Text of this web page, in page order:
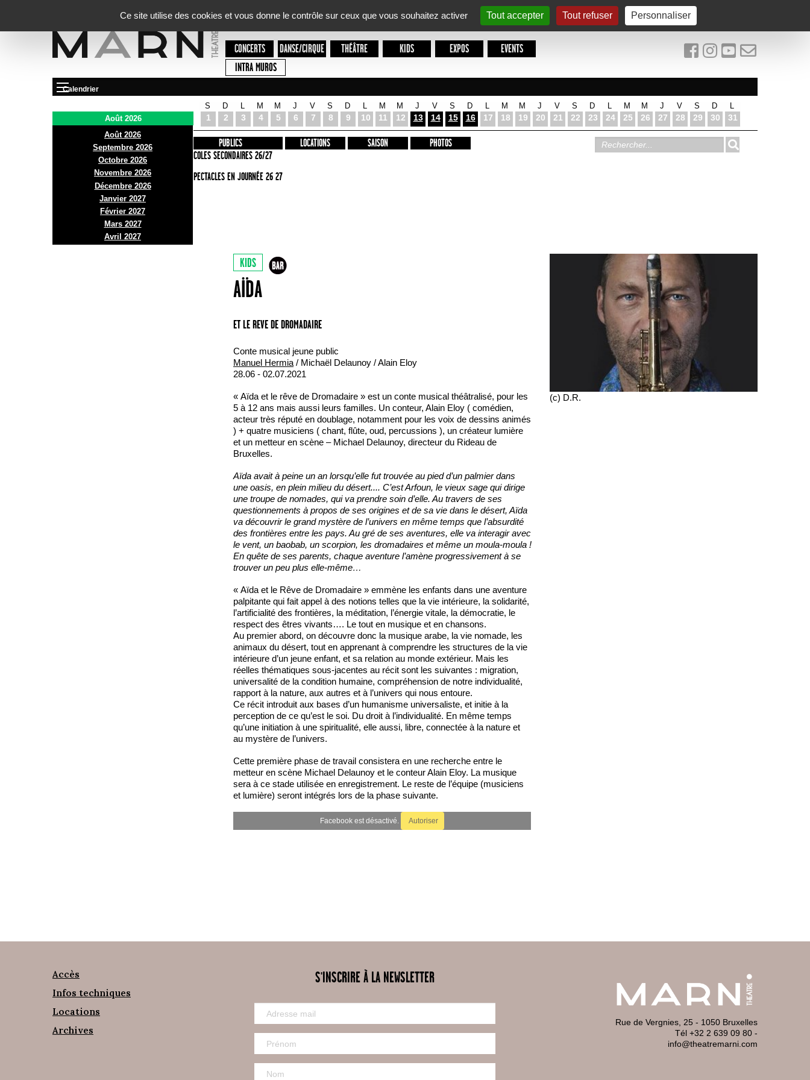
Ce site utilise des cookies et vous donne le contrôle sur ceux que vous souhaitez activer
Tout accepter Tout refuser Personnaliser
CONCERTS DANSE/CIRQUE THÉÂTRE KIDS EXPOS
EVENTS
INTRA MUROS
Calendrier
Août 2026
Août 2026
Septembre 2026
Octobre 2026
Novembre 2026
Décembre 2026
Janvier 2027
Février 2027
Mars 2027
Avril 2027
S
1
D
2 3
M
4
M
5
J
6
V
7
S
8
D
9 10
M
11
M
12
J
13
V
14
S
15
D
16 17
M
18
M
19
J
20
V
21
S
22
D
23 24
M
25
M
26
J
27
V
28
S
29
D
30 31
PRÉSENTATION
INFOS PRATIQUES
ACCES
BAR ET BISTRO
BILLETTERIE
PUBLICS
ECOLES SECONDAIRES 26/27
SPECTACLES EN JOURNÉE 26 27
LOCATIONS SAISON PHOTOS
KIDS
AÏDA
ET LE REVE DE DROMADAIRE
Conte musical jeune public
Manuel Hermia / Michaël Delaunoy / Alain Eloy
28.06 - 02.07.2021
« Aïda et le rêve de Dromadaire » est un conte musical théâtralisé, pour les
5 à 12 ans mais aussi leurs familles. Un conteur, Alain Eloy ( comédien,
acteur très réputé en doublage, notamment pour les voix de dessins animés
) + quatre musiciens ( chant, flûte, oud, percussions ), un créateur lumière
et un metteur en scène – Michael Delaunoy, directeur du Rideau de
Bruxelles.
Aïda avait à peine un an lorsqu’elle fut trouvée au pied d’un palmier dans
une oasis, en plein milieu du désert.... C’est Arfoun, le vieux sage qui dirige
une troupe de nomades, qui va prendre soin d’elle. Au travers de ses
questionnements à propos de ses origines et de sa vie dans le désert, Aïda
va découvrir le grand mystère de l’univers en même temps que l’absurdité
des frontières entre les pays. Au gré de ses aventures, elle va interagir avec
le vent, un baobab, un scorpion, les dromadaires et même un moula-moula !
En quête de ses parents, chaque aventure l’amène progressivement à se
trouver un peu plus elle-même…
« Aïda et le Rêve de Dromadaire » emmène les enfants dans une aventure
palpitante qui fait appel à des notions telles que la vie intérieure, la solidarité,
l’artificialité des frontières, la méditation, l’énergie vitale, la démocratie, le
respect des êtres vivants…. Le tout en musique et en chansons.
Au premier abord, on découvre donc la musique arabe, la vie nomade, les
animaux du désert, tout en apprenant à comprendre les structures de la vie
intérieure d’un jeune enfant, et sa relation au monde extérieur. Mais les
réelles thématiques sous-jacentes au récit sont les suivantes : migration,
universalité de la condition humaine, compréhension de notre individualité,
rapport à la nature, aux autres et à l’univers qui nous entoure.
Ce récit introduit aux bases d’un humanisme universaliste, et initie à la
perception de ce qu’est le soi. Du droit à l’individualité. En même temps
qu’une initiation à une spiritualité, elle aussi, libre, connectée à la nature et
au mystère de l’univers.
Cette première phase de travail consistera en une recherche entre le
metteur en scène Michael Delaunoy et le conteur Alain Eloy. La musique
sera à ce stade utilisée en enregistrement. Le reste de l’équipe (musiciens
et lumière) seront intégrés lors de la phase suivante.
Facebook est désactivé. Autoriser
(c) D.R.
Accès
Infos techniques
Locations
Archives
S'INSCRIRE À LA NEWSLETTER
Rue de Vergnies, 25 - 1050 Bruxelles
Tél +32 2 639 09 80 -
info@theatremarni.com